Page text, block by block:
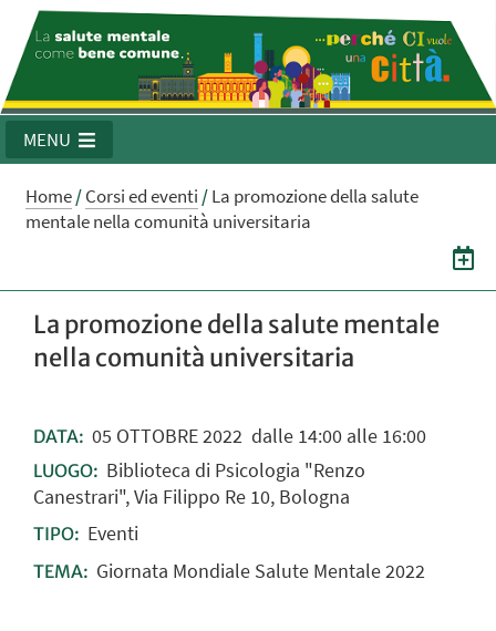
MENU
Home/Corsi ed eventi /La promozione della salute
mentale nella comunità universitaria
La promozione della salute mentale
nella comunità universitaria
DATA: 05 OTTOBRE2022dalle 14:00 alle 16:00
LUOGO: Biblioteca di Psicologia "Renzo
Canestrari", Via Filippo Re 10, Bologna
TIPO: Eventi
TEMA: Giornata Mondiale Salute Mentale 2022